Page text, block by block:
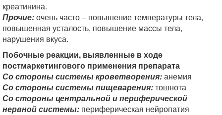
креатинина.
Прочие:очень часто – повышение температуры тела,
повышенная усталость, повышение массы тела,
нарушения вкуса.
Побочные реакции, выявленные в ходе
постмаркетингового применения препарата
Со стороны системы кроветворения:анемия
Со стороны системы пищеварения:тошнота
Со стороны центральной и периферической
нервной системы: периферическая нейропатия